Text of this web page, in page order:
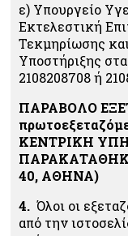
ε) Υπουργείο
Εκτελεστική
Τεκμηρίωσης
Υποστήριξης
2108208708 ή
ΠΑΡΑΒΟΛΟ
πρωτο
ΚΕΝΤΡΙΚΗ
40, ΑΘΗΝΑ)
4. Όλοι οι
από την